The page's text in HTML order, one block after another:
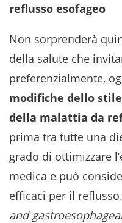
reflusso esofageo
Non sorprenderà
della salute che
preferenzialmente,
modifiche dello
della malattia da
prima tra tutte una
grado di ottimizzare
medica e può
efficaci per il reflusso.
and